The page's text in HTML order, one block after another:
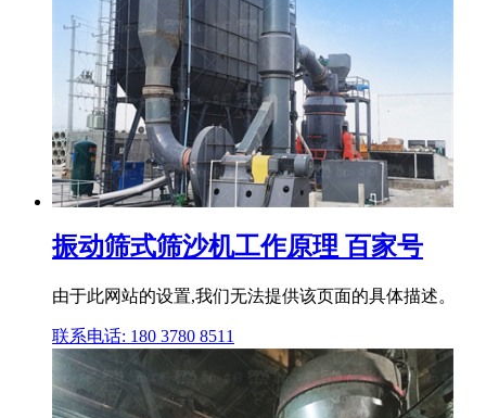
振动筛式筛沙机工作原理 百家号
由于此网站的设置,我们无法提供该页面的具体描述。
联系电话: 180 3780 8511